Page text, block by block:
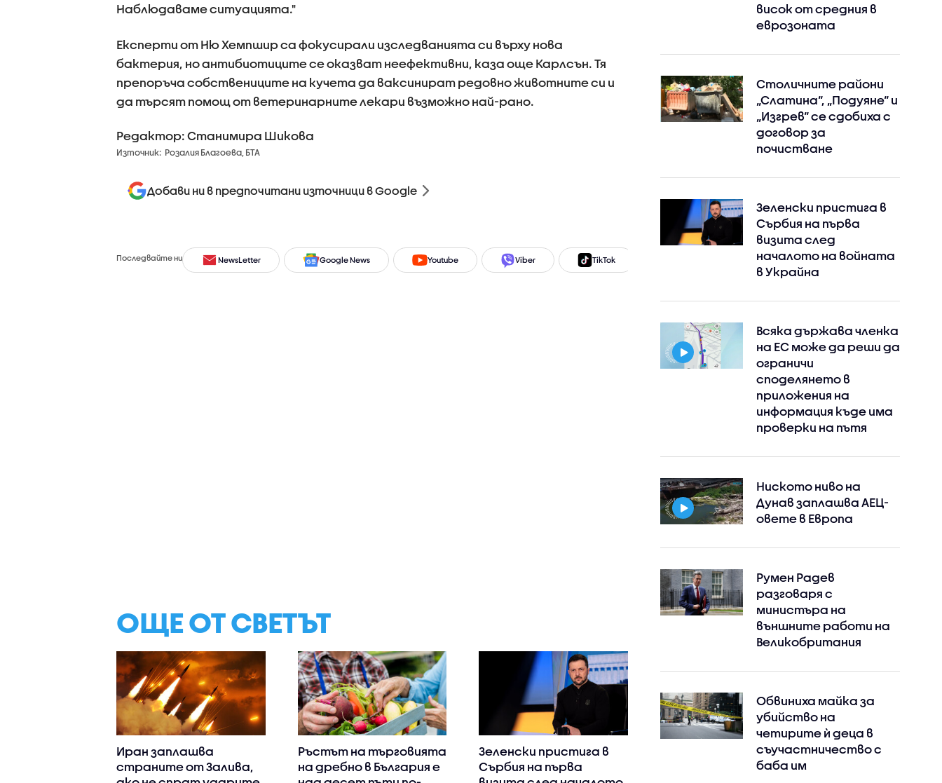
Наблюдаваме ситуацията."
Експерти от Ню Хемпшир са фокусирали изследванията си върху нова
бактерия, но антибиотиците се оказват неефективни, каза още Карлсън. Тя
препоръча собствениците на кучета да ваксинират редовно животните си и
да търсят помощ от ветеринарните лекари възможно най-рано.
Редактор: Станимира Шикова
Източник: Розалия Благоева, БТА
Добави ни в предпочитани източници в Google
Последвайте ни NewsLetter Google News Youtube Viber TikTok Facebook
ОЩЕ ОТ СВЕТЪТ
Иран заплашва
страните от Залива,
Ръстът на търговията
на дребно в България е
Зеленски пристига в
Сърбия на първа
висок от средния в
еврозоната
Столичните райони
„Слатина“, „Подуяне“ и
„Изгрев“ се сдобиха с
договор за
почистване
Зеленски пристига в
Сърбия на първа
визита след
началото на войната
в Украйна
Всяка държава членка
на ЕС може да реши да
ограничи
споделянето в
приложения на
информация къде има
проверки на пътя
Ниското ниво на
Дунав заплашва АЕЦ-
овете в Европа
Румен Радев
разговаря с
министъра на
външните работи на
Великобритания
Обвиниха майка за
убийство на
четирите ѝ деца в
съучастничество с
баба им